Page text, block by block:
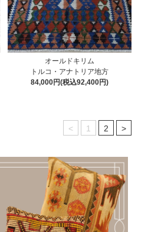
オールドキリム
トルコ・アナトリア地方
84,000円(税込92,400円)
< 1 2 >